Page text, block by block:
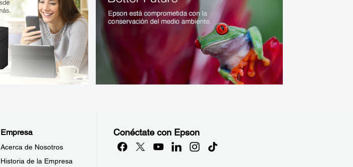
Empresa
Acerca de Nosotros
Historia de la Empresa
Conéctate con Epson